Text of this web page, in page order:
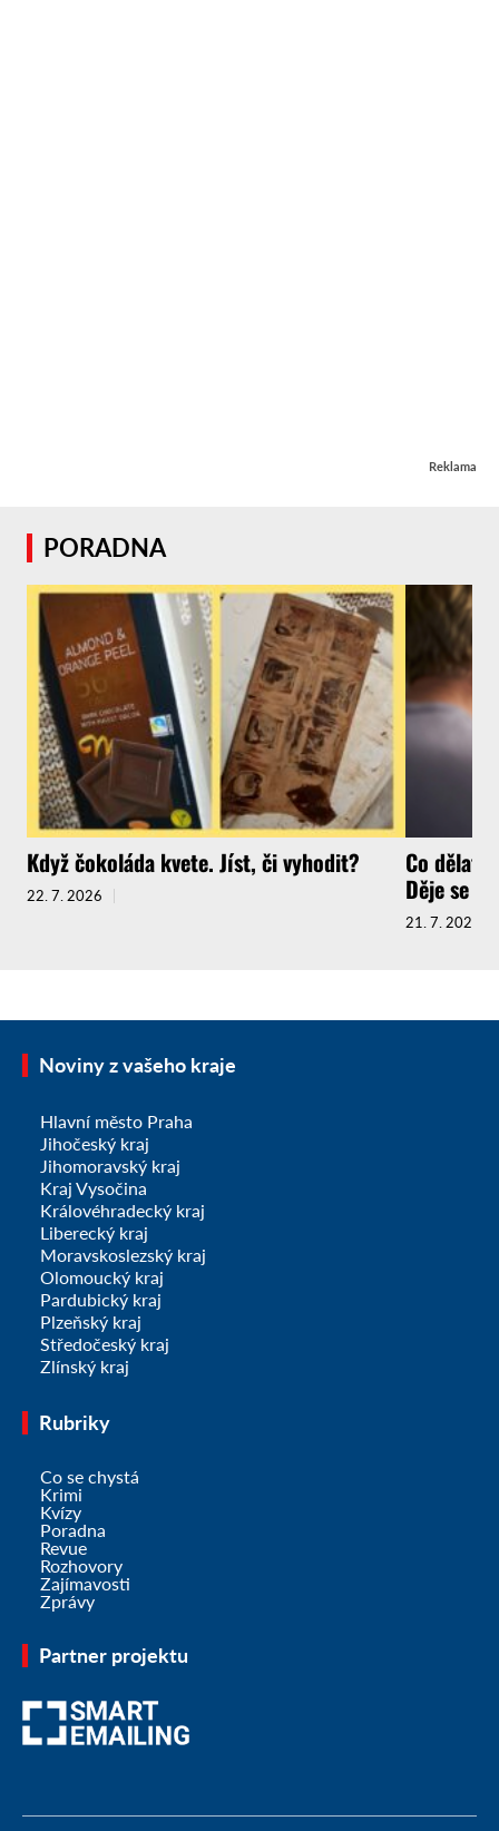
Reklama
PORADNA
Když čokoláda kvete. Jíst, či vyhodit?
22. 7. 2026
Co dělat,
Děje se
21. 7. 2026
Noviny z vašeho kraje
Hlavní město Praha
Jihočeský kraj
Jihomoravský kraj
Kraj Vysočina
Královéhradecký kraj
Liberecký kraj
Moravskoslezský kraj
Olomoucký kraj
Pardubický kraj
Plzeňský kraj
Středočeský kraj
Zlínský kraj
Rubriky
Co se chystá
Krimi
Kvízy
Poradna
Revue
Rozhovory
Zajímavosti
Zprávy
Partner projektu